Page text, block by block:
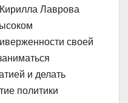
Лаврова
своей
и делать
политики